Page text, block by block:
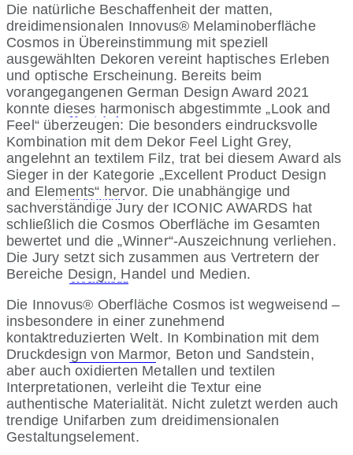
Plattenwerkstoffe
Kaminholz
Massivholz
Trockenbau
Wand und Decke
INDIGLOSS
Die natürliche Beschaffenheit der matten,
dreidimensionalen Innovus® Melaminoberfläche
Cosmos in Übereinstimmung mit speziell
ausgewählten Dekoren vereint haptisches Erleben
und optische Erscheinung. Bereits beim
vorangegangenen German Design Award 2021
konnte dieses harmonisch abgestimmte „Look and
Feel“ überzeugen: Die besonders eindrucksvolle
Kombination mit dem Dekor Feel Light Grey,
angelehnt an textilem Filz, trat bei diesem Award als
Sieger in der Kategorie „Excellent Product Design
and Elements“ hervor. Die unabhängige und
sachverständige Jury der ICONIC AWARDS hat
schließlich die Cosmos Oberfläche im Gesamten
bewertet und die „Winner“-Auszeichnung verliehen.
Die Jury setzt sich zusammen aus Vertretern der
Bereiche Design, Handel und Medien.
Die Innovus® Oberfläche Cosmos ist wegweisend –
insbesondere in einer zunehmend
kontaktreduzierten Welt. In Kombination mit dem
Druckdesign von Marmor, Beton und Sandstein,
aber auch oxidierten Metallen und textilen
Interpretationen, verleiht die Textur eine
authentische Materialität. Nicht zuletzt werden auch
trendige Unifarben zum dreidimensionalen
Gestaltungselement.